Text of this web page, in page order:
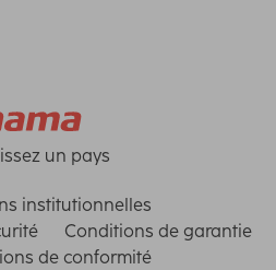
un pays
institutionnelles
Conditions de garantie
de conformité